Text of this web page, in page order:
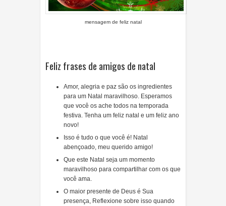
mensagem de feliz natal
Feliz frases de amigos de natal
Amor, alegria e paz são os ingredientes
para um Natal maravilhoso. Esperamos
que você os ache todos na temporada
festiva. Tenha um feliz natal e um feliz ano
novo!
Isso é tudo o que você é! Natal
abençoado, meu querido amigo!
Que este Natal seja um momento
maravilhoso para compartilhar com os que
você ama.
O maior presente de Deus é Sua
presença, Reflexione sobre isso quando